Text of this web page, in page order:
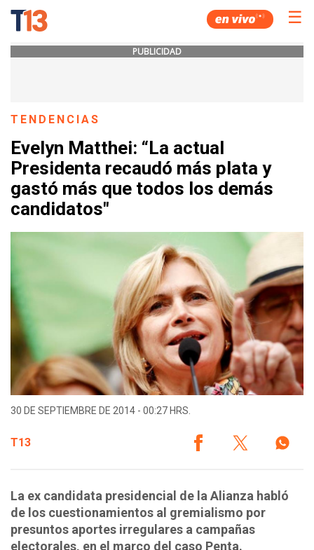
☰
PUBLICIDAD
TENDENCIAS
Evelyn Matthei: “La actual
Presidenta recaudó más plata y
gastó más que todos los demás
candidatos"
30 DE SEPTIEMBRE DE 2014 - 00:27 HRS.
T13
La ex candidata presidencial de la Alianza habló
de los cuestionamientos al gremialismo por
presuntos aportes irregulares a campañas
electorales, en el marco del caso Penta.